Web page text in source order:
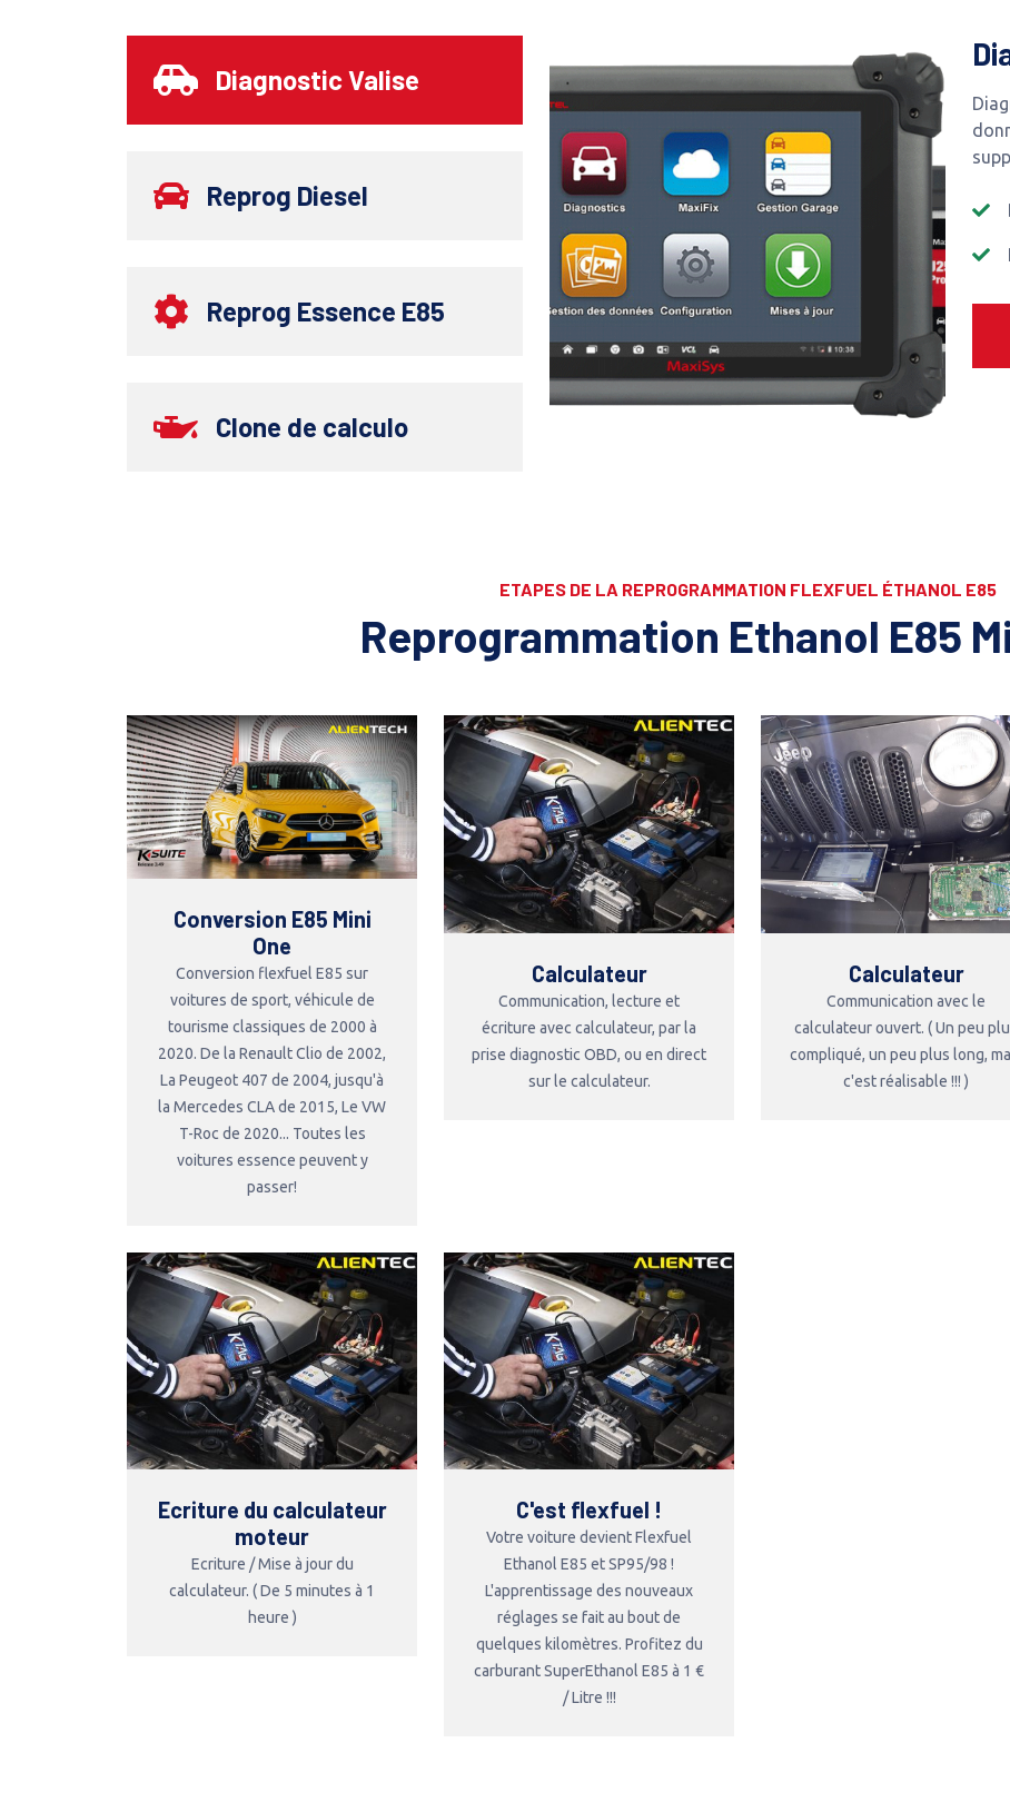
Diagnostic Valise
Reprog Diesel
Reprog Essence E85
Clone de calculo
ETAPES DE LA REPROGRAMMATION FLEXFUEL ÉTHANOL E85
Reprogrammation Ethanol E85
Conversion E85 Mini
One
Conversion flexfuel E85 sur
voitures de sport, véhicule de
tourisme classiques de 2000 à
2020. De la Renault Clio de 2002,
La Peugeot 407 de 2004, jusqu'à
la Mercedes CLA de 2015, Le VW
T-Roc de 2020... Toutes les
voitures essence peuvent y
passer!
Calculateur
Communication, lecture et
écriture avec calculateur, par la
prise diagnostic OBD, ou en direct
sur le calculateur.
Calculateur
Communication avec le
calculateur ouvert. ( Un peu
compliqué, un peu plus long,
c'est réalisable !!! )
Ecriture du calculateur
moteur
Ecriture / Mise à jour du
calculateur. ( De 5 minutes à 1
heure )
C'est flexfuel !
Votre voiture devient Flexfuel
Ethanol E85 et SP95/98 !
L'apprentissage des nouveaux
réglages se fait au bout de
quelques kilomètres. Profitez du
carburant SuperEthanol E85 à 1 €
/ Litre !!!